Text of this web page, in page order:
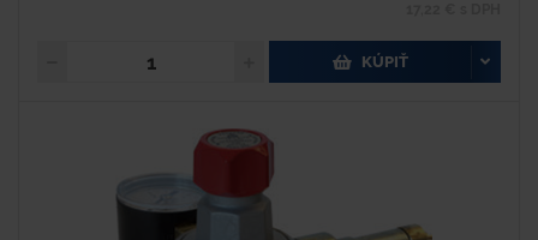
KÚPIŤ